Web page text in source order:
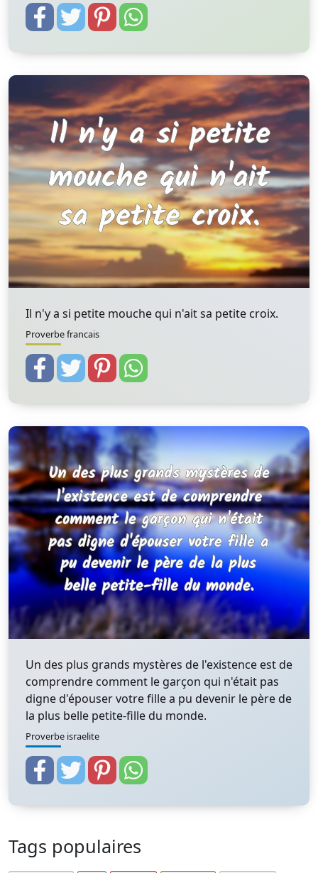
Il n'y a si petite mouche qui n'ait sa petite croix.
Proverbe francais
Un des plus grands mystères de l'existence est de
comprendre comment le garçon qui n'était pas
digne d'épouser votre fille a pu devenir le père de
la plus belle petite-fille du monde.
Proverbe israelite
Tags populaires